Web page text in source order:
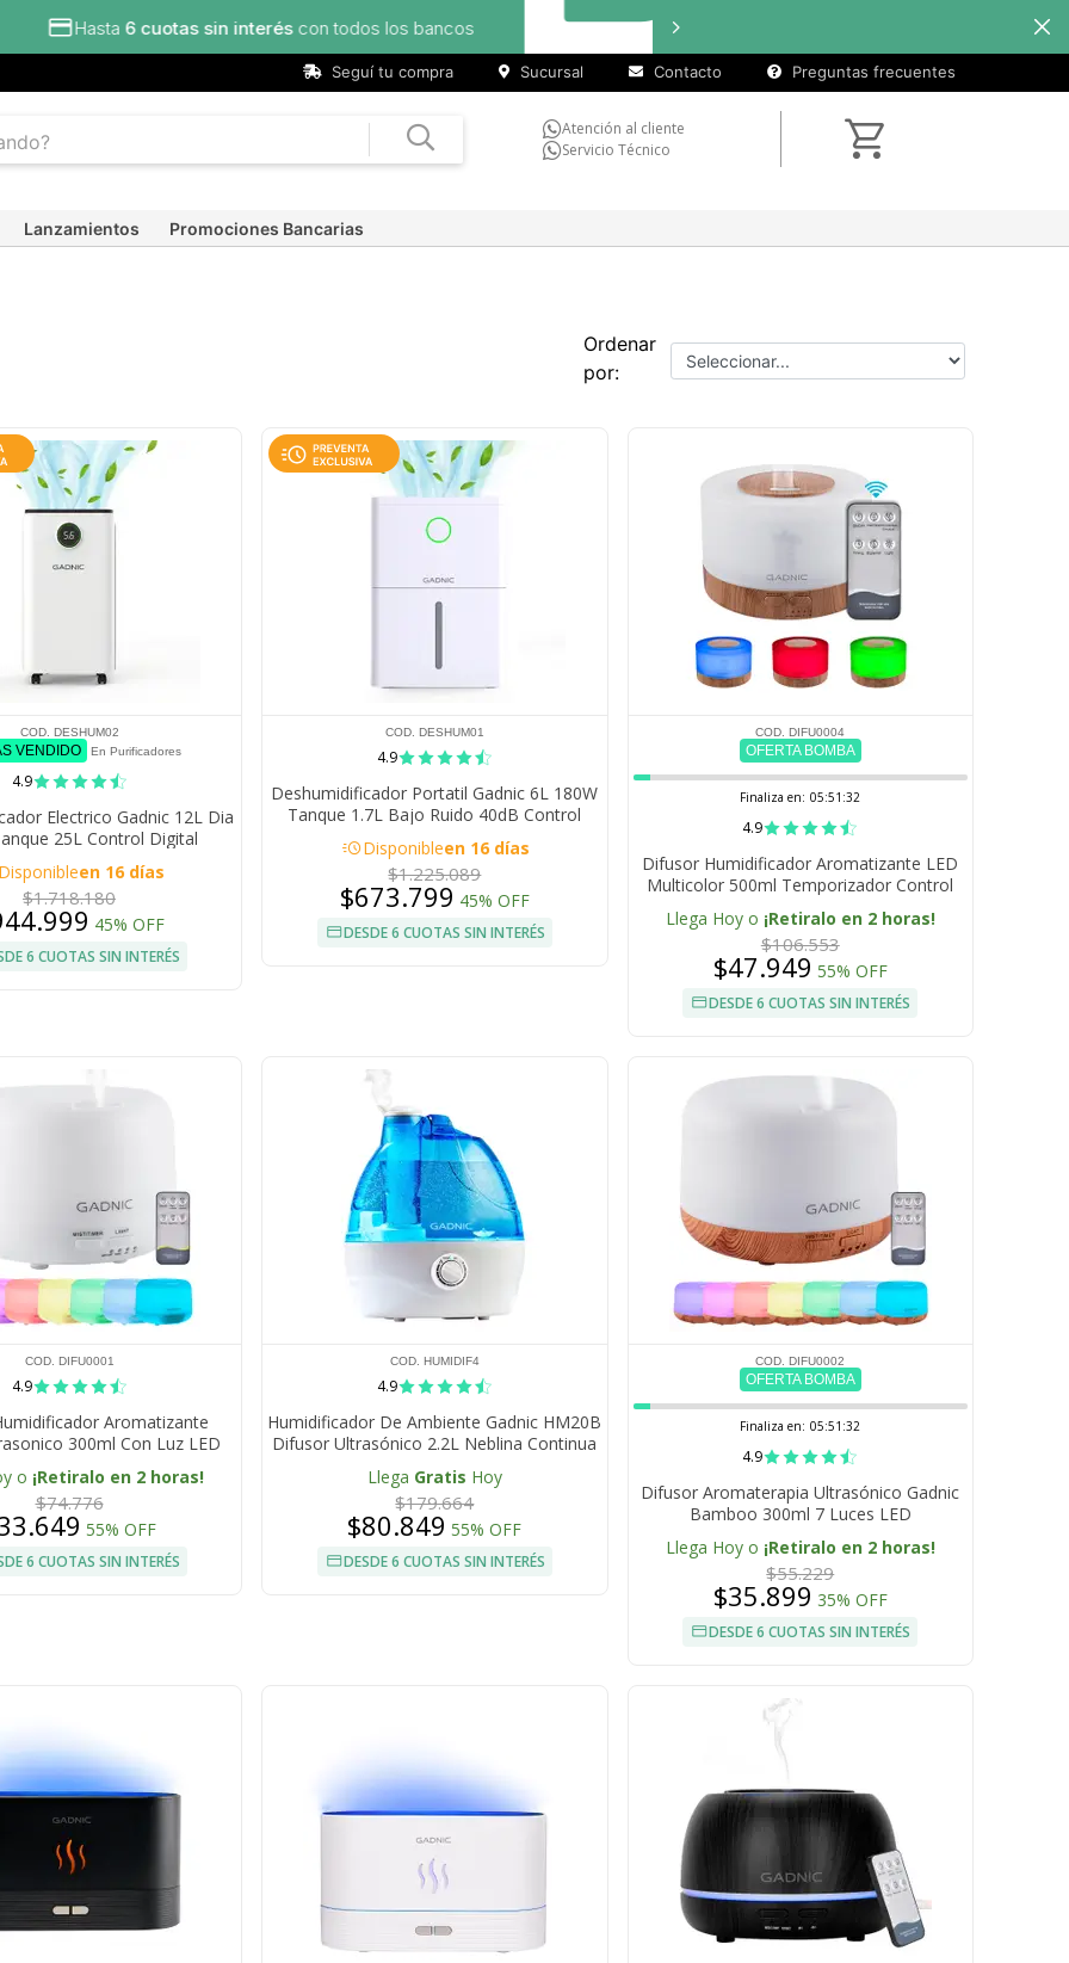
seleccionados
Hasta
Seguí tu compra Sucursal Contacto Preguntas frecuentes
Atención al cliente
Servicio Técnico
Lanzamientos Promociones Bancarias
Ordenar
por:
COD. DESHUM02
VENDIDO En Purificadores
4.9
Electrico Gadnic 12L Dia
25L Control Digital
24h 46 dB R290 15 m2
en 16 días
$1.718.180
45% OFF
6 CUOTAS SIN INTERÉS
COD. DESHUM01
4.9
Deshumidificador Portatil Gadnic 6L 180W
Tanque 1.7L Bajo Ruido 40dB Control
Electronico
acuteDisponibleen 16 días
$1.225.089
$673.799 45% OFF
DESDE 6 CUOTAS SIN INTERÉS
COD. DIFU0004
OFERTA BOMBA
Finaliza en: 05:51:31
4.9
Difusor Humidificador Aromatizante LED
Multicolor 500ml Temporizador Control
Remoto Uso Prolongado 30hs
Llega Hoy o ¡Retiralo en 2 horas!
$106.553
$47.949 55% OFF
DESDE 6 CUOTAS SIN INTERÉS
COD. DIFU0001
4.9
Aromatizante
300ml Con Luz LED
Con Aceites Esenciales
Automatico
o ¡Retiralo en 2 horas!
$74.776
55% OFF
6 CUOTAS SIN INTERÉS
COD. HUMIDIF4
4.9
Humidificador De Ambiente Gadnic HM20B
Difusor Ultrasónico 2.2L Neblina Continua
Boquilla 360 Grados Apagado Automatico
Hasta 20 m2
Llega Gratis Hoy
$179.664
$80.849 55% OFF
DESDE 6 CUOTAS SIN INTERÉS
COD. DIFU0002
OFERTA BOMBA
Finaliza en: 05:51:31
4.9
Difusor Aromaterapia Ultrasónico Gadnic
Bamboo 300ml 7 Luces LED
Temporizador Apagado Automático
Llega Hoy o ¡Retiralo en 2 horas!
$55.229
$35.899 35% OFF
DESDE 6 CUOTAS SIN INTERÉS